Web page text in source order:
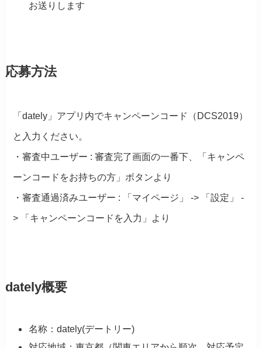
お送りします
応募方法
「dately」アプリ内でキャンペーンコード（DCS2019）
と入力ください。
・審査中ユーザー : 審査完了画面の一番下、「キャンペ
ーンコードをお持ちの方」ボタンより
・審査通過済みユーザー : 「マイページ」 -> 「設定」 -
> 「キャンペーンコードを入力」より
dately概要
名称：dately(デートリー)